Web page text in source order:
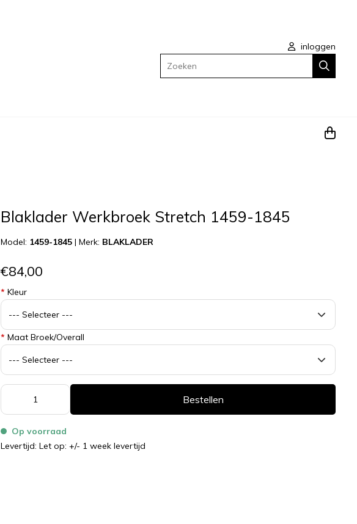
inloggen
Blaklader Werkbroek Stretch 1459-1845
Model: 1459-1845 |Merk: BLAKLADER
€84,00
* Kleur
* Maat Broek/Overall
Bestellen
Op voorraad
Levertijd: Let op: +/- 1 week levertijd